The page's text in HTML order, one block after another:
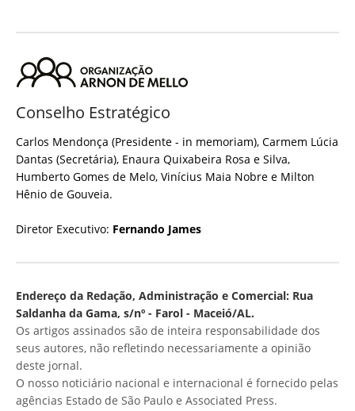
Conselho Estratégico
Carlos Mendonça (Presidente - in memoriam), Carmem Lúcia
Dantas (Secretária), Enaura Quixabeira Rosa e Silva,
Humberto Gomes de Melo, Vinícius Maia Nobre e Milton
Hênio de Gouveia.
Diretor Executivo: Fernando James
Endereço da Redação, Administração e Comercial: Rua
Saldanha da Gama, s/nº - Farol - Maceió/AL.
Os artigos assinados são de inteira responsabilidade dos
seus autores, não refletindo necessariamente a opinião
deste jornal.
O nosso noticiário nacional e internacional é fornecido pelas
agências Estado de São Paulo e Associated Press.